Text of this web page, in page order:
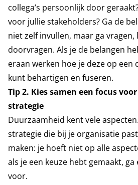
collega’s persoonlijk door
voor jullie stakeholders? Ga de
niet zelf invullen, maar ga vragen,
doorvragen. Als je de belangen
eraan werken hoe je deze op
kunt behartigen en fuseren.
Tip 2. Kies samen een focus
strategie
Duurzaamheid kent vele
strategie die bij je organisatie
maken: je hoeft niet op alle
als je een keuze hebt gemaakt,
voor.